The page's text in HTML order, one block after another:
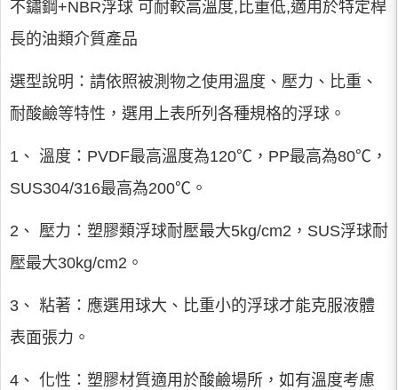
不鏽鋼+NBR浮球 可耐較高溫度,比重低,適用於特定桿
長的油類介質產品
選型說明：請依照被測物之使用溫度、壓力、比重、
耐酸鹼等特性，選用上表所列各種規格的浮球。
1、 溫度：PVDF最高溫度為120℃，PP最高為80℃，
SUS304/316最高為200℃。
2、 壓力：塑膠類浮球耐壓最大5kg/cm2，SUS浮球耐
壓最大30kg/cm2。
3、 粘著：應選用球大、比重小的浮球才能克服液體
表面張力。
4、 化性：塑膠材質適用於酸鹼場所，如有溫度考慮